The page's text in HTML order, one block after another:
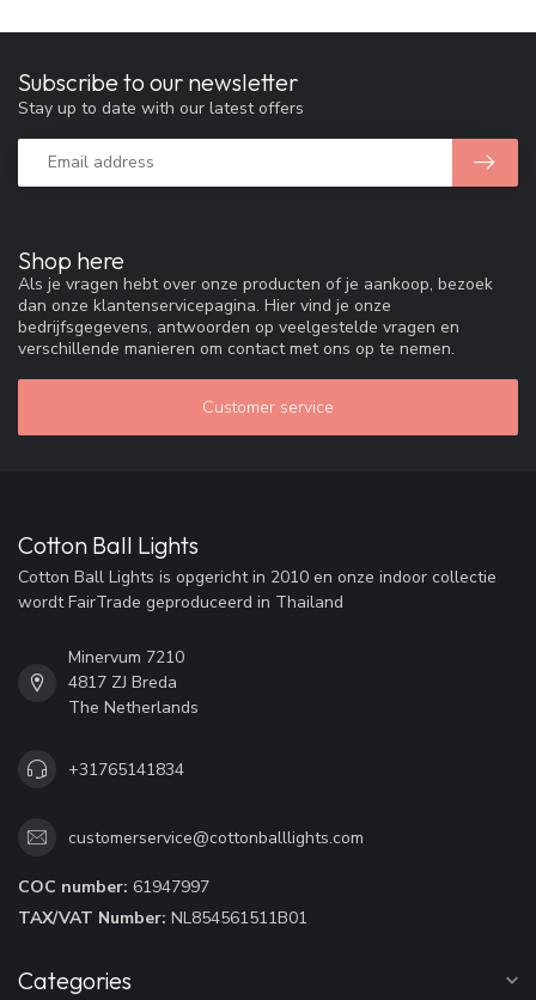
Shop here
Als je vragen hebt over onze producten of je aankoop, bezoek
dan onze klantenservicepagina. Hier vind je onze
bedrijfsgegevens, antwoorden op veelgestelde vragen en
verschillende manieren om contact met ons op te nemen.
Customer service
Subscribe to our newsletter
Stay up to date with our latest offers
Cotton Ball Lights
Cotton Ball Lights is opgericht in 2010 en onze indoor collectie
wordt FairTrade geproduceerd in Thailand
Minervum 7210
4817 ZJ Breda
The Netherlands
+31765141834
customerservice@cottonballlights.com
COC number: 61947997
TAX/VAT Number: NL854561511B01
Categories